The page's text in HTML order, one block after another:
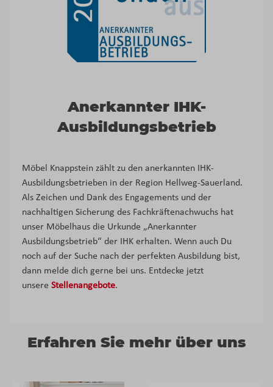
Anerkannter IHK-
Ausbildungsbetrieb
Möbel Knappstein zählt zu den anerkannten IHK-
Ausbildungsbetrieben in der Region Hellweg-Sauerland.
Als Zeichen und Dank des Engagements und der
nachhaltigen Sicherung des Fachkräftenachwuchs hat
unser Möbelhaus die Urkunde „Anerkannter
Ausbildungsbetrieb“ der IHK erhalten. Wenn auch Du
noch auf der Suche nach der perfekten Ausbildung bist,
dann melde dich gerne bei uns. Entdecke jetzt
unsere Stellenangebote.
Erfahren Sie mehr über uns